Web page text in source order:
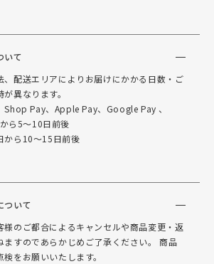
いて
、配送エリアによりお届けにかかる日数・ご
異なります。
Shop Pay、Apple Pay、Google Pay 、
ら5～10日前後
から10～15日前後
ついて
様のご都合によるキャンセルや商品変更・返
ますのであらかじめご了承ください。 商品
をお願いいたします。